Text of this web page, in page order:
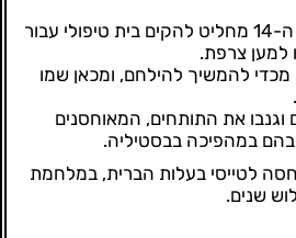
בשנת 1670, המלך לואי ה-14 מחליט להקים בית טיפולי עבור
למען צרפת.
מכדי להמשיך להילחם, ומכאן שמו
פורעים וגנבו את התותחים, המאוחסנים
במהפיכה בבסטיליה.
לטייסי בעלות הברית, במלחמת
שנים.